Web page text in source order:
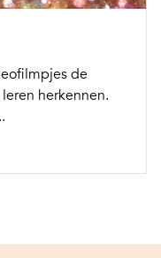
de
herkennen.